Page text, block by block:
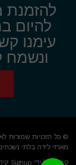
להזמנת
להיום
ונשמח
מארזי לידה בלתי
קידום על ידי Signup קידום אתרים